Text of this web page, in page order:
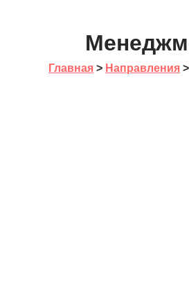
Главная > Направления